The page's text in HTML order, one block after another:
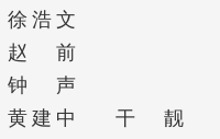
徐浩文
赵前
钟声
黄建中 干靓